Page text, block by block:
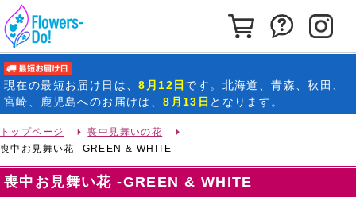
カートを見る
お問い合
現在の最短お届け日 は、8月12日 です。北海道、青森、秋田、
宮崎、鹿児島へのお届けは、8月13日 となります。
トップページ
喪中見舞いの花
喪中お見舞い花 -GREEN & WHITE
喪中お見舞い花 -GREEN & WHITE